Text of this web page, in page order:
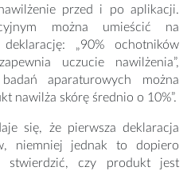
przed i po aplikacji.
można umieścić na
„90% ochotników
uczucie nawilżenia”,
aparaturowych można
nawilża skórę średnio o 10%”.
się, że pierwsza deklaracja
niemniej jednak to dopiero
stwierdzić, czy produkt jest